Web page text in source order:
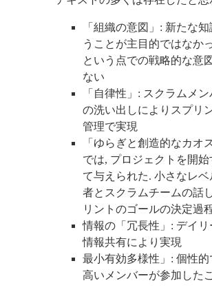
「組織の意図」: 新たな
うことが主目的ではなか
という点での戦略的な意
ない
「自律性」: スクラムメ
の洗い出しによりスプリ
管理で実現
「ゆらぎと創造的なカオ
では, プロジェクトを開
て与えられた. 小さなレ
者とスクラムチームの話
リントのゴールの決定過
情報の「冗長性」: デイ
情報共有により実現
最小有効多様性」: 個性
高いメンバーが参加した